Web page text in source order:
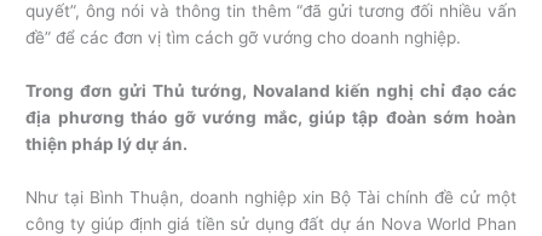
quyết”, ông nói và thông tin thêm “đã gửi tương đối nhiều vấn
đề” để các đơn vị tìm cách gỡ vướng cho doanh nghiệp.
Trong đơn gửi Thủ tướng, Novaland kiến nghị chỉ đạo các
địa phương tháo gỡ vướng mắc, giúp tập đoàn sớm hoàn
thiện pháp lý dự án.
Như tại Bình Thuận, doanh nghiệp xin Bộ Tài chính đề cử một
công ty giúp định giá tiền sử dụng đất dự án Nova World Phan